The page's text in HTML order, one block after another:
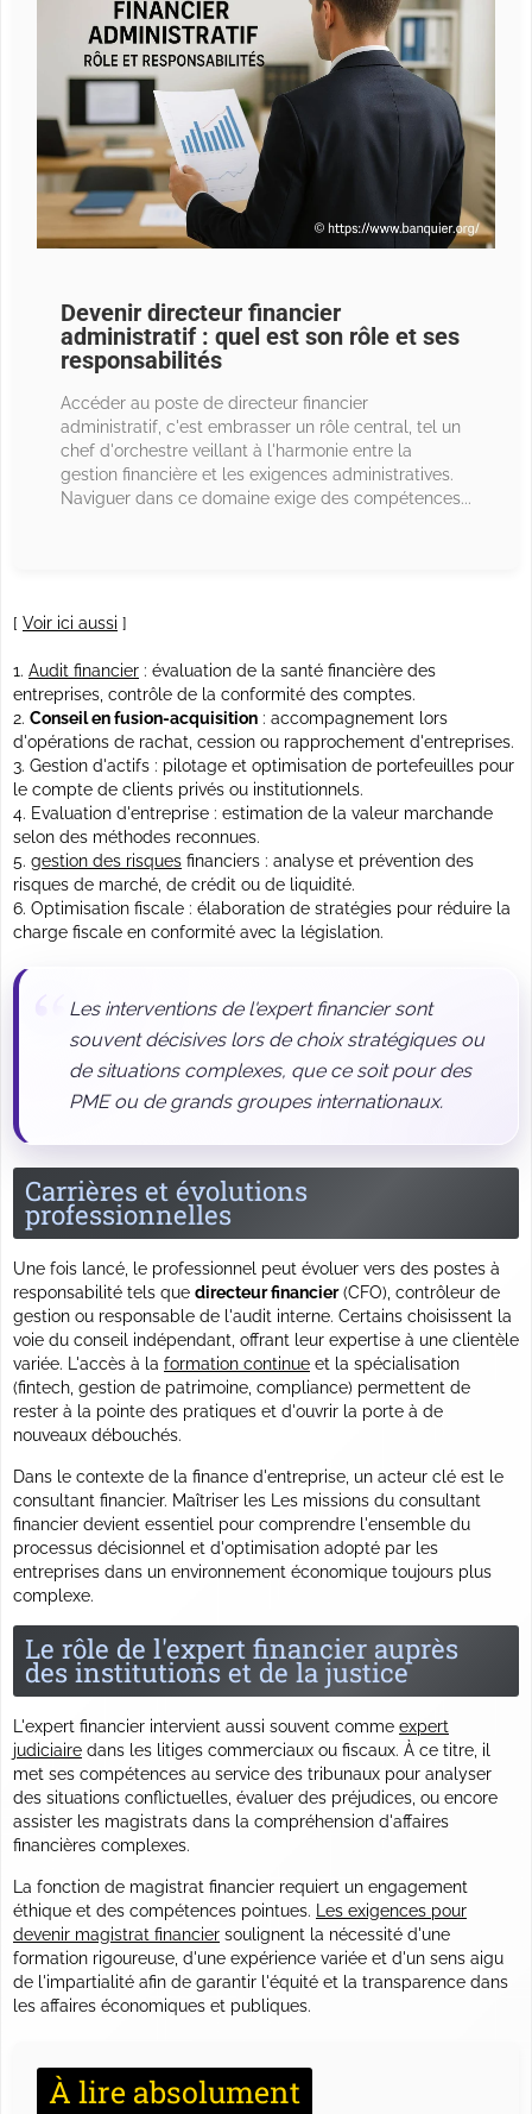
Devenir directeur financier
administratif : quel est son rôle et ses
responsabilités
Accéder au poste de directeur financier
administratif, c'est embrasser un rôle central, tel un
chef d'orchestre veillant à l'harmonie entre la
gestion financière et les exigences administratives.
Naviguer dans ce domaine exige des compétences...
[ Voir ici aussi ]
Audit financier : évaluation de la santé financière des
entreprises, contrôle de la conformité des comptes.
Conseil en fusion-acquisition : accompagnement lors
d'opérations de rachat, cession ou rapprochement d'entreprises.
Gestion d'actifs : pilotage et optimisation de portefeuilles pour
le compte de clients privés ou institutionnels.
Evaluation d'entreprise : estimation de la valeur marchande
selon des méthodes reconnues.
gestion des risques financiers : analyse et prévention des
risques de marché, de crédit ou de liquidité.
Optimisation fiscale : élaboration de stratégies pour réduire la
charge fiscale en conformité avec la législation.
Les interventions de l'expert financier sont
souvent décisives lors de choix stratégiques ou
de situations complexes, que ce soit pour des
PME ou de grands groupes internationaux.
Carrières et évolutions
professionnelles
Une fois lancé, le professionnel peut évoluer vers des postes à
responsabilité tels que directeur financier(CFO), contrôleur de
gestion ou responsable de l'audit interne. Certains choisissent la
voie du conseil indépendant, offrant leur expertise à une clientèle
variée. L'accès à la formation continue et la spécialisation
(fintech, gestion de patrimoine, compliance) permettent de
rester à la pointe des pratiques et d'ouvrir la porte à de
nouveaux débouchés.
Dans le contexte de la finance d'entreprise, un acteur clé est le
consultant financier. Maîtriser les Les missions du consultant
financier devient essentiel pour comprendre l'ensemble du
processus décisionnel et d'optimisation adopté par les
entreprises dans un environnement économique toujours plus
complexe.
Le rôle de l'expert financier auprès
des institutions et de la justice
L'expert financier intervient aussi souvent comme expert
judiciaire dans les litiges commerciaux ou fiscaux. À ce titre, il
met ses compétences au service des tribunaux pour analyser
des situations conflictuelles, évaluer des préjudices, ou encore
assister les magistrats dans la compréhension d'affaires
financières complexes.
La fonction de magistrat financier requiert un engagement
éthique et des compétences pointues. Les exigences pour
devenir magistrat financier soulignent la nécessité d'une
formation rigoureuse, d'une expérience variée et d'un sens aigu
de l'impartialité afin de garantir l'équité et la transparence dans
les affaires économiques et publiques.
À lire absolument